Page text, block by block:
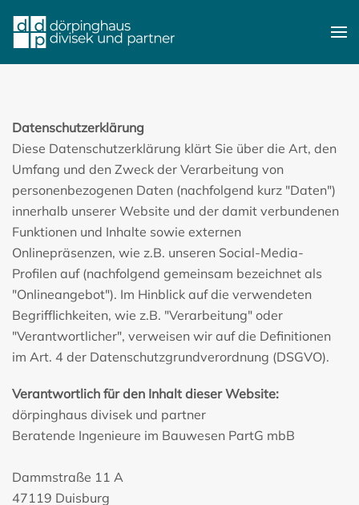
Skip to main content
Datenschutzerklärung
Diese Datenschutzerklärung klärt Sie über die Art, den
Umfang und den Zweck der Verarbeitung von
personenbezogenen Daten (nachfolgend kurz "Daten")
innerhalb unserer Website und der damit verbundenen
Funktionen und Inhalte sowie externen
Onlinepräsenzen, wie z.B. unseren Social-Media-
Profilen auf (nachfolgend gemeinsam bezeichnet als
"Onlineangebot"). Im Hinblick auf die verwendeten
Begrifflichkeiten, wie z.B. "Verarbeitung" oder
"Verantwortlicher", verweisen wir auf die Definitionen
im Art. 4 der Datenschutzgrundverordnung (DSGVO).
Verantwortlich für den Inhalt dieser Website:
dörpinghaus divisek und partner
Beratende Ingenieure im Bauwesen PartG mbB
Dammstraße 11 A
47119 Duisburg